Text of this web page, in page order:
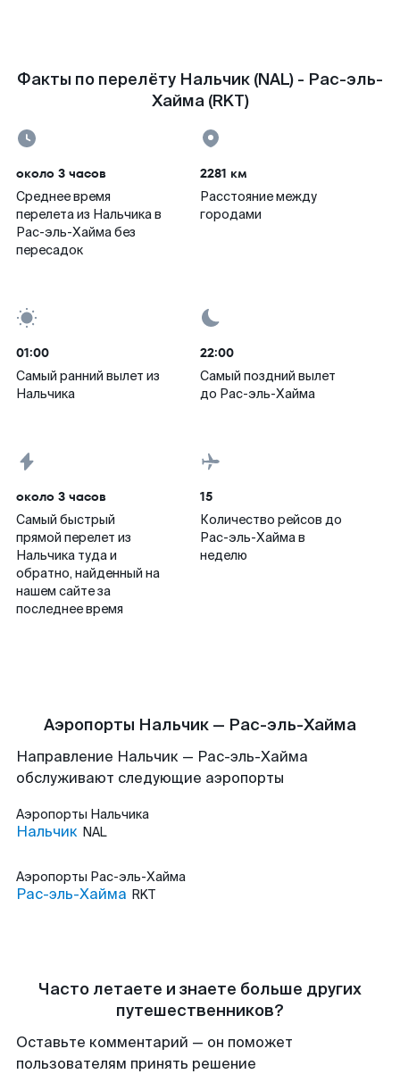
Факты по перелёту Нальчик (NAL) - Рас-эль-
Хайма (RKT)
около 3 часов
Среднее время
перелета из Нальчика в
Рас-эль-Хайма без
пересадок
2281 км
Расстояние между
городами
01:00
Самый ранний вылет из
Нальчика
22:00
Самый поздний вылет
до Рас-эль-Хайма
около 3 часов
Самый быстрый
прямой перелет из
Нальчика туда и
обратно, найденный на
нашем сайте за
последнее время
15
Количество рейсов до
Рас-эль-Хайма в
неделю
Аэропорты Нальчик — Рас-эль-Хайма
Направление Нальчик — Рас-эль-Хайма
обслуживают следующие аэропорты
Аэропорты Нальчика
Нальчик NAL
Аэропорты Рас-эль-Хайма
Рас-эль-Хайма RKT
Часто летаете и знаете больше других
путешественников?
Оставьте комментарий — он поможет
пользователям принять решение